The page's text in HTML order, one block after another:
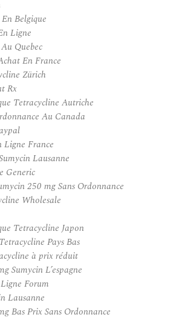
Belgique
Ligne
Quebec
En France
Zürich
Rx
Tetracycline Autriche
Au Canada
Ligne France
Lausanne
Generic
250 mg Sans Ordonnance
Wholesale
Tetracycline Japon
Pays Bas
à prix réduit
Sumycin L’espagne
Forum
Lausanne
Bas Prix Sans Ordonnance